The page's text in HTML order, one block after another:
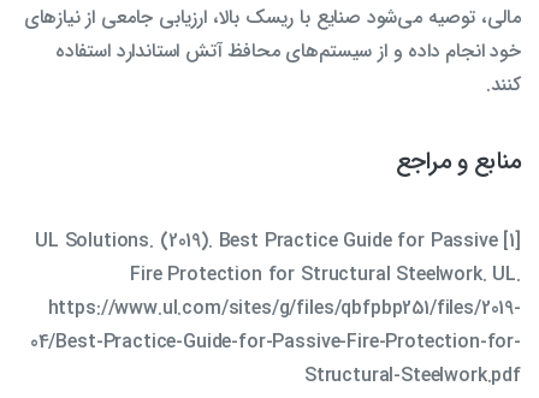
مالی، توصیه می‌شود صنایع با ریسک بالا، ارزیابی جامعی از نیازهای
خود انجام داده و از سیستم‌های محافظ آتش استاندارد استفاده
کنند.
منابع و مراجع
[1] UL Solutions. (2019). Best Practice Guide for Passive
Fire Protection for Structural Steelwork. UL.
https://www.ul.com/sites/g/files/qbfpbp251/files/2019-
04/Best-Practice-Guide-for-Passive-Fire-Protection-for-
Structural-Steelwork.pdf